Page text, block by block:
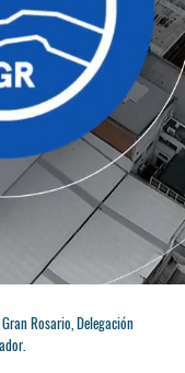
Rosario, Delegación